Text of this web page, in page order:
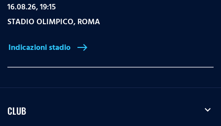
16.08.26, 19:15
STADIO OLIMPICO,ROMA
Indicazioni stadio east
CLUB expand_more